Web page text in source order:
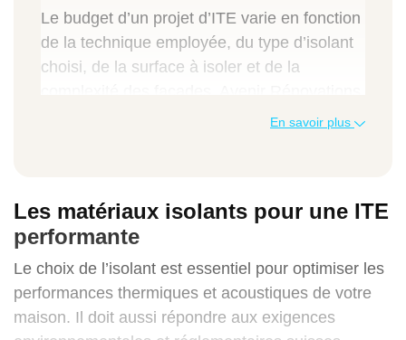
Le budget d’un projet d’ITE varie en fonction
de la technique employée, du type d’isolant
choisi, de la surface à isoler et de la
vous fournit un devis détaillé et transparent
Prix au m² (CHF)
Prix total moyen pour 100 m² (CHF)
En savoir plus
Les matériaux isolants pour une ITE
performante
Le choix de l’isolant est essentiel pour optimiser les
performances thermiques et acoustiques de votre
maison. Il doit aussi répondre aux exigences